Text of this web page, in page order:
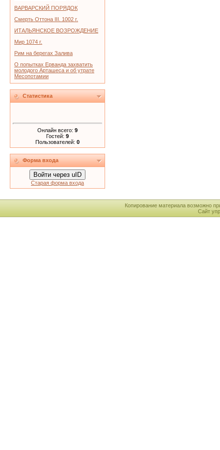
ВАРВАРСКИЙ ПОРЯДОК
Смерть Оттона III. 1002 г.
ИТАЛЬЯНСКОЕ ВОЗРОЖДЕНИЕ
Мир 1074 г.
Рим на берегах Залива
О попытках Ерванда захватить
молодого Арташеса и об утрате
Месопотамии
Статистика
Онлайн всего: 9
Гостей: 9
Пользователей: 0
Форма входа
Войти через uID
Старая форма входа
Копирование материала возможно
Сайт